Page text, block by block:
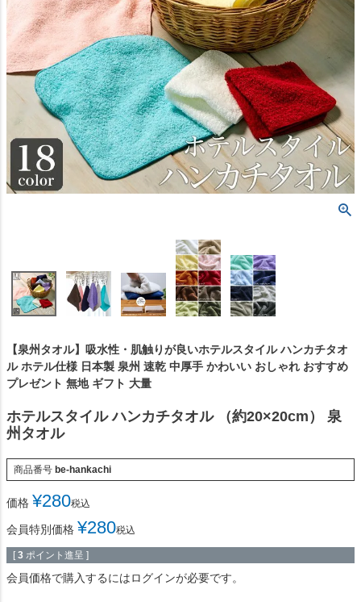
【泉州タオル】吸水性・肌触りが良いホテルスタイル ハンカチタオ
ル ホテル仕様 日本製 泉州 速乾 中厚手 かわいい おしゃれ おすすめ
プレゼント 無地 ギフト 大量
ホテルスタイル ハンカチタオル （約20×20cm） 泉
州タオル
商品番号 be-hankachi
価格 ¥280税込
会員特別価格 ¥280税込
[ 3 ポイント進呈 ]
会員価格で購入するにはログインが必要です。